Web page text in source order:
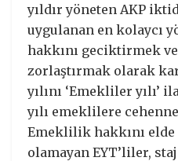
yıldır yöneten AKP
uygulanan en kolaycı
hakkını geciktirmek
zorlaştırmak olarak
yılını ‘Emekliler yılı’
yılı emeklilere
Emeklilik hakkını elde
olamayan EYT’liler,